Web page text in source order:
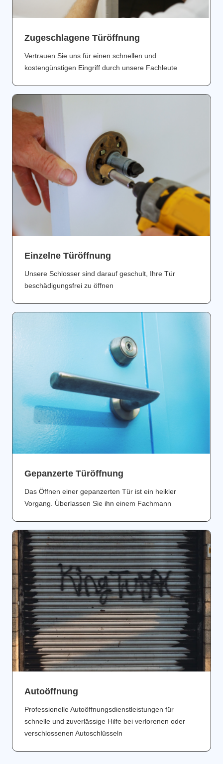
Zugeschlagene Türöffnung
Vertrauen Sie uns für einen schnellen und
kostengünstigen Eingriff durch unsere Fachleute
Einzelne Türöffnung
Unsere Schlosser sind darauf geschult, Ihre Tür
beschädigungsfrei zu öffnen
Gepanzerte Türöffnung
Das Öffnen einer gepanzerten Tür ist ein heikler
Vorgang. Überlassen Sie ihn einem Fachmann
Аutoöffnung
Professionelle Autoöffnungsdienstleistungen für
schnelle und zuverlässige Hilfe bei verlorenen oder
verschlossenen Autoschlüsseln